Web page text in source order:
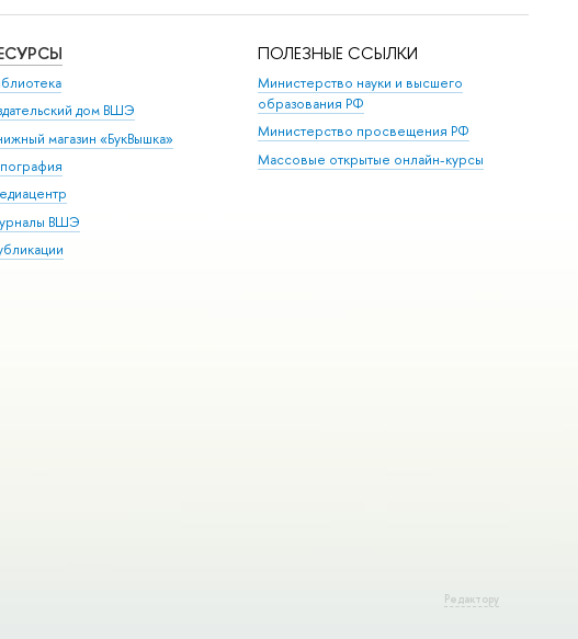
дом ВШЭ
магазин «БукВышка»
ВШЭ
ПОЛЕЗНЫЕ ССЫЛКИ
Министерство науки и высшего
образования РФ
Министерство просвещения РФ
Массовые открытые онлайн-курсы
Редактору